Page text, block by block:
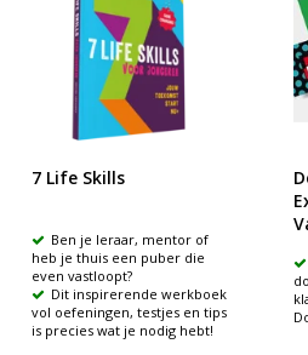
7 Life Skills
​Ben je leraar, mentor of
heb je thuis een puber die
even vastloopt?
​Dit inspirerende werkboek
vol oefeningen, testjes en tips
is precies wat je nodig hebt!